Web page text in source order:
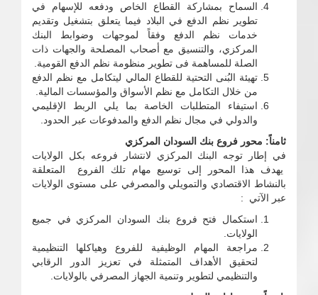
السماح بمشاركة القطاع الخاص ودفعه للإسهام في
تطوير نظم الدفع في البلاد فيما يتعلق بتشغيل وتقديم
خدمات نظم الدفع وفقاً لموجهات وضوابط البنك
المركزي، والتنسيق مع أصحاب المصلحة والجهات ذات
الصلة للمساهمة فى تطوير منظومة نظم الدفع القومية.
تهيئة البُنى التحتية للقطاع المالي ليتكامل مع نظم الدفع
من خلال التكامل مع نظم الأسواق والمؤسسات المالية.
استيفاء المتطلبات الخاصة بما يلي الربط الإقليمي
والدولي في مجال نظم الدفع والمدفوعات عبر الحدود.
ثامناً: محور فروع بنك السودان المركزي
في إطار توجه البنك المركزي لانتشار فروعه بكل الولايات
يهدف هذا المحور إلى توسيع مهام تلك الفروع المتعلقة
بالنشاط الاقتصادي والتمويلي والمصرفي على مستوى الولايات
عبر الآتي :
استكمال فتح فروع بنك السودان المركزي في جميع
الولايات.
مراجعة المهام الوظيفية للفروع وهياكلها التنظيمية
لتحقيق الأهداف المتمثلة في تعزيز الدور الرقابي
والتنظيمي لتطوير وتنمية الجهاز المصرفي بالولايات.